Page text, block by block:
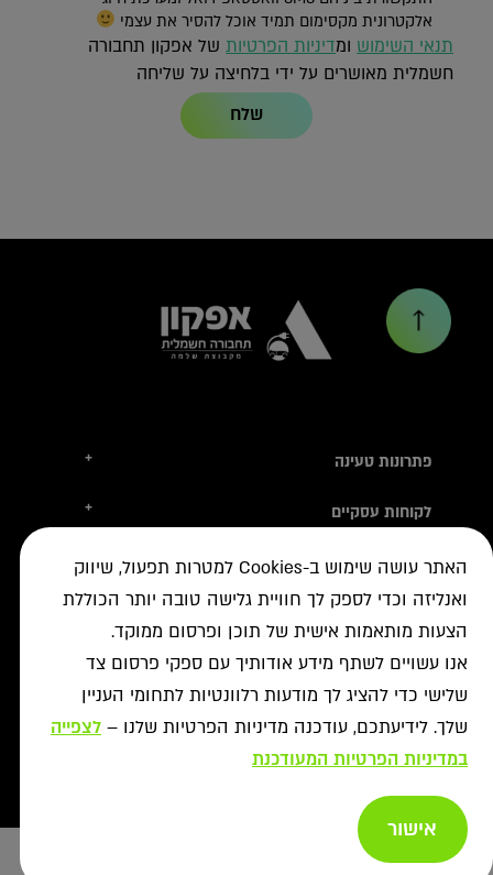
אלקטרונית מקסימום תמיד אוכל להסיר את עצמי
תנאי השימוש ומדיניות הפרטיותשל אפקון תחבורה
חשמלית מאושרים על ידי בלחיצה על שליחה
שלח
פתרונות טעינה +
טסלה
עמדות טעינה
אביזרי טעינה
עמדות דרך יבואני הרכב
פתרונות לעסקים
רשת ON לטעינת רכבים חשמליים
לקוחות עסקיים +
נדל"ן מסחרי לרשת הטעינה
רשויות ומכרזים
פתרונות ניהול אנרגיה
פתרונות טעינה לאוטובוסים
יעוץ
פתרונות אגירת אנרגיה
כל הפתרונות
רכישת עמדות טעינה
מידע שימושי
איתור עמדה ב-ON
אישורים נדרשים
מסמך גילוי
תעודות אחריות
מאגרי מידע
שאלות ותשובות
אזור מתקינים
אודות +
מדיניות נגישות
ביטול עסקה
ביטול עסקה
ייעוץ בחירת
האתר עושה שימוש ב-Cookies למטרות תפעול, שיווק
ואנליזה וכדי לספק לך חוויית גלישה טובה יותר הכוללת
הצעות מותאמות אישית של תוכן ופרסום ממוקד.
אנו עשויים לשתף מידע אודותיך עם ספקי פרסום צד
שלישי כדי להציג לך מודעות רלוונטיות לתחומי העניין
שלך. לידיעתכם, עודכנה מדיניות הפרטיות שלנו – לצפייה
במדיניות הפרטיות המעודכנת
אישור